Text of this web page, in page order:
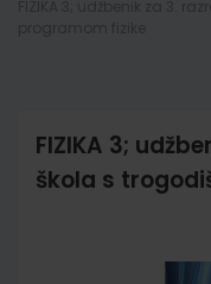
FIZIKA 3;
škola s